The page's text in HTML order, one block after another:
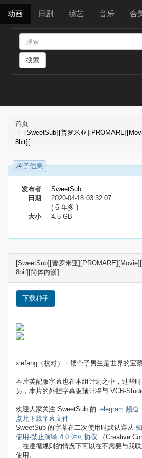
动画 日剧 综艺 音乐 合
搜索
首页
[SweetSub][普罗米亚
8bit][...
种子信息
发布者
SweetSub
日期
2020-04-18 03:32:07
( 6 年多 )
大小
4.5 GB
[SweetSub][普罗米亚
8bit][简体内嵌]
下载种子
xiefang（校对）：矮个子男生是世界的宝藏
本片英配版字幕也在本组计划之中，过些时
另，本片的外挂字幕版预计将与 VCB-
欢迎大家关注 SweetSub 的 telegram 频道
点此下载字幕文件
SweetSub 的字幕在二次使用时默认遵从
使用-禁止演绎 4.0 许可协议 （Creative
，在遵循规则的情况下可以在不需要与我
使用。